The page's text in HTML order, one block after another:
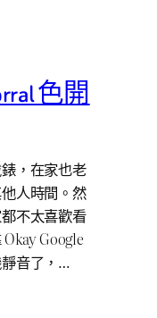
色開
，在家也老
人時間。然
不太喜歡看
Google
音了，…